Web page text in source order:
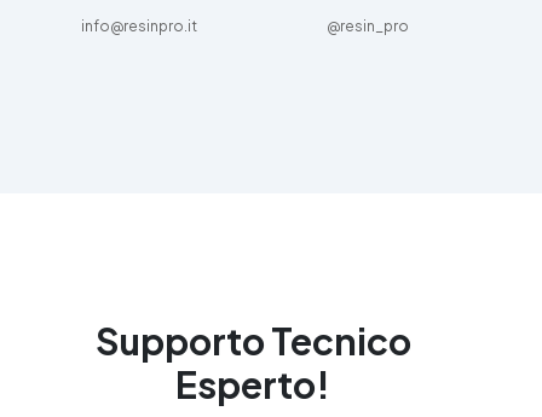
info@resinpro.it @resin_pro
Supporto Tecnico
Esperto!